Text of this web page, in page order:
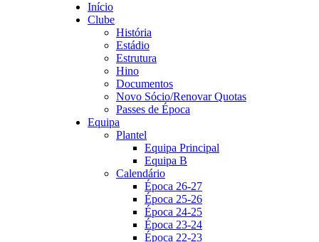
Início
Clube
História
Estádio
Estrutura
Hino
Documentos
Novo Sócio/Renovar Quotas
Passes de Época
Equipa
Plantel
Equipa Principal
Equipa B
Calendário
Época 26-27
Época 25-26
Época 24-25
Época 23-24
Época 22-23